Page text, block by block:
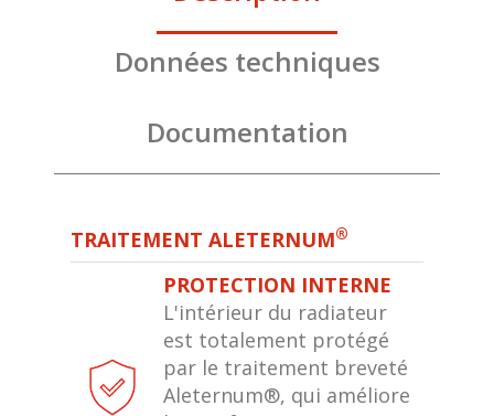
Données techniques
Documentation
TRAITEMENT ALETERNUM®
PROTECTION INTERNE
L'intérieur du radiateur
est totalement protégé
par le traitement breveté
Aleternum®, qui améliore